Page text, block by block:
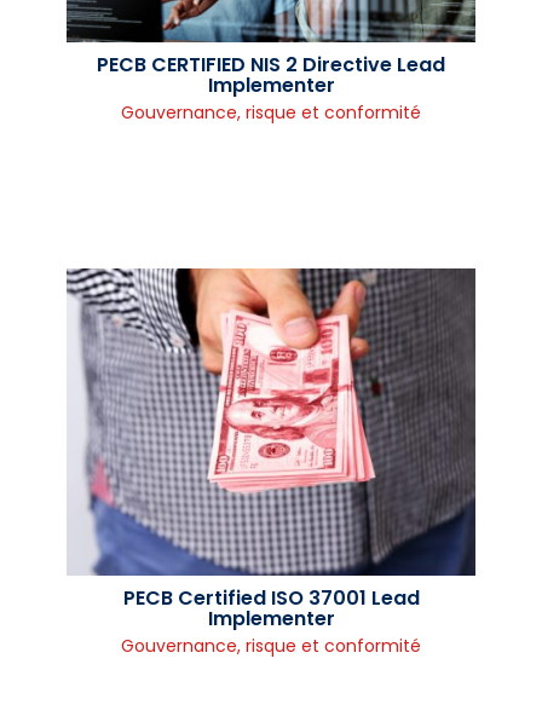
PECB CERTIFIED NIS 2 Directive Lead
Implementer
Gouvernance, risque et conformité
PECB Certified ISO 37001 Lead
Implementer
Gouvernance, risque et conformité